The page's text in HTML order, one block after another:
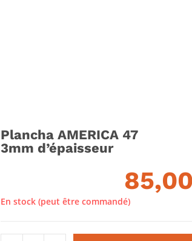
Plancha AMERICA 47
3mm d’épaisseur
En stock (peut être commandé)